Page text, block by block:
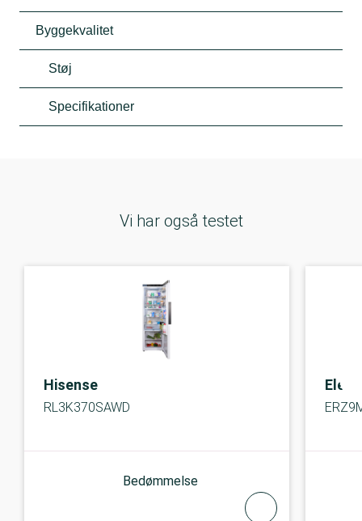
Byggekvalitet
Støj
Specifikationer
Vi har også testet
Hisense
RL3K370SAWD
Bedømmelse